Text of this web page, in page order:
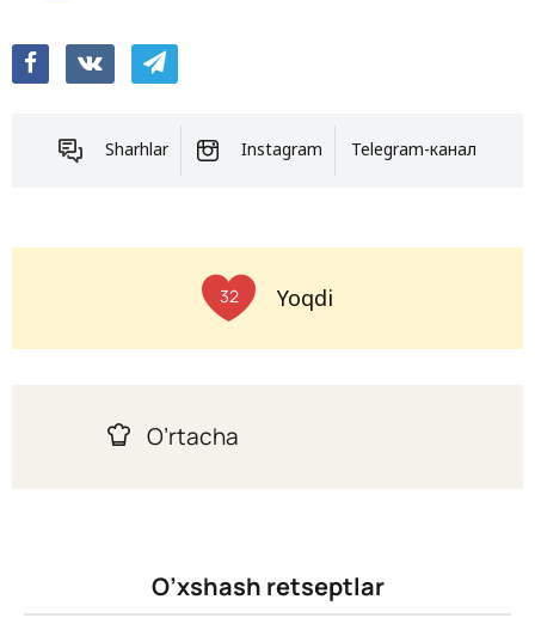
Sharhlar Instagram Telegram-канал
32 Yoqdi
O’rtacha
O’xshash retseptlar